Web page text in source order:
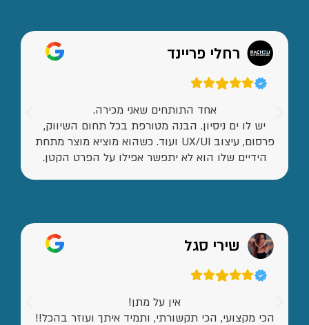
רחלי פריינד
אחד התותחים שאני מכירה.
יש לו ים ניסיון. הבנה מטורפת בכל תחום השיווק,
פרסום, עיצוב UX/UI ועוד. כשהוא מוציא מוצר מתחת
הידיים שלו הוא לא יתפשר אפילו על הפרט הקטן.
שירי סגל
אין על מתן!
הכי מקצועי, הכי תקשורתי, ותמיד איתך ועוזר בהכל!!